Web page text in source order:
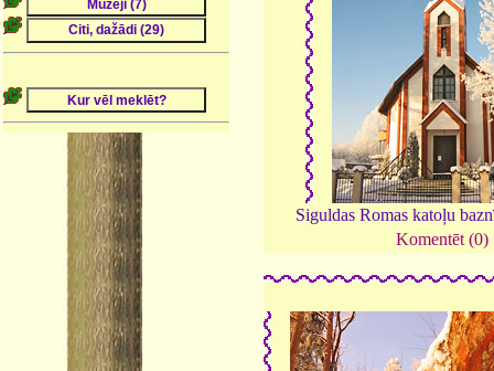
Siguldas Romas katoļu
Komentēt (0)